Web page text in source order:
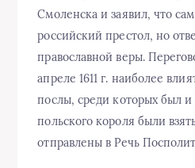
Смоленска и заявил, что
российский престол, но
православной веры.
апреле 1611 г. наиболее
послы, среди которых был
польского короля были
отправлены в Речь